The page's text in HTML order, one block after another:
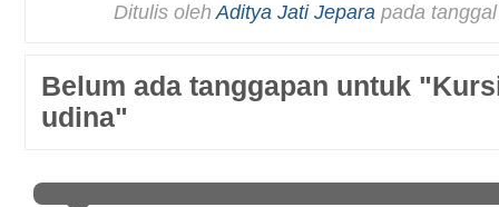
Ditulis olehAditya Jati Jepara pada
Belum ada tanggapan untuk
udina"